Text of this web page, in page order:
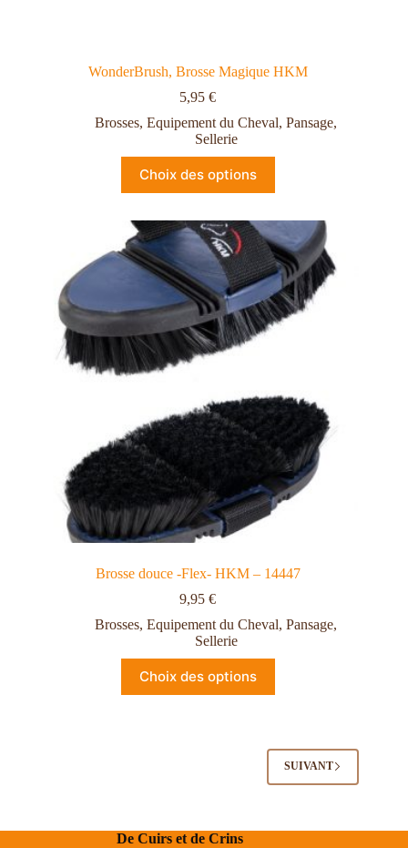
WonderBrush, Brosse Magique HKM
5,95€
Brosses,Equipement du Cheval,Pansage,
Sellerie
Choix des options
Brosse douce -Flex- HKM – 14447
9,95€
Brosses,Equipement du Cheval,Pansage,
Sellerie
Choix des options
SUIVANT
De Cuirs et de Crins